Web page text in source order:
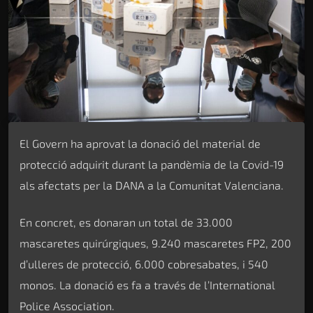
El Govern ha aprovat la donació del material de
protecció adquirit durant la pandèmia de la Covid-19
als afectats per la DANA a la Comunitat Valenciana.
En concret, es donaran un total de 33.000
mascaretes quirúrgiques, 9.240 mascaretes FP2, 200
d’ulleres de protecció, 6.000 cobresabates, i 540
monos. La donació es fa a través de l’International
Police Association.